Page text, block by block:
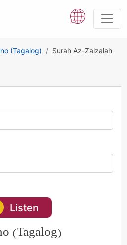
(Tagalog) Surah Az-Zalzalah
Listen
(Tagalog)